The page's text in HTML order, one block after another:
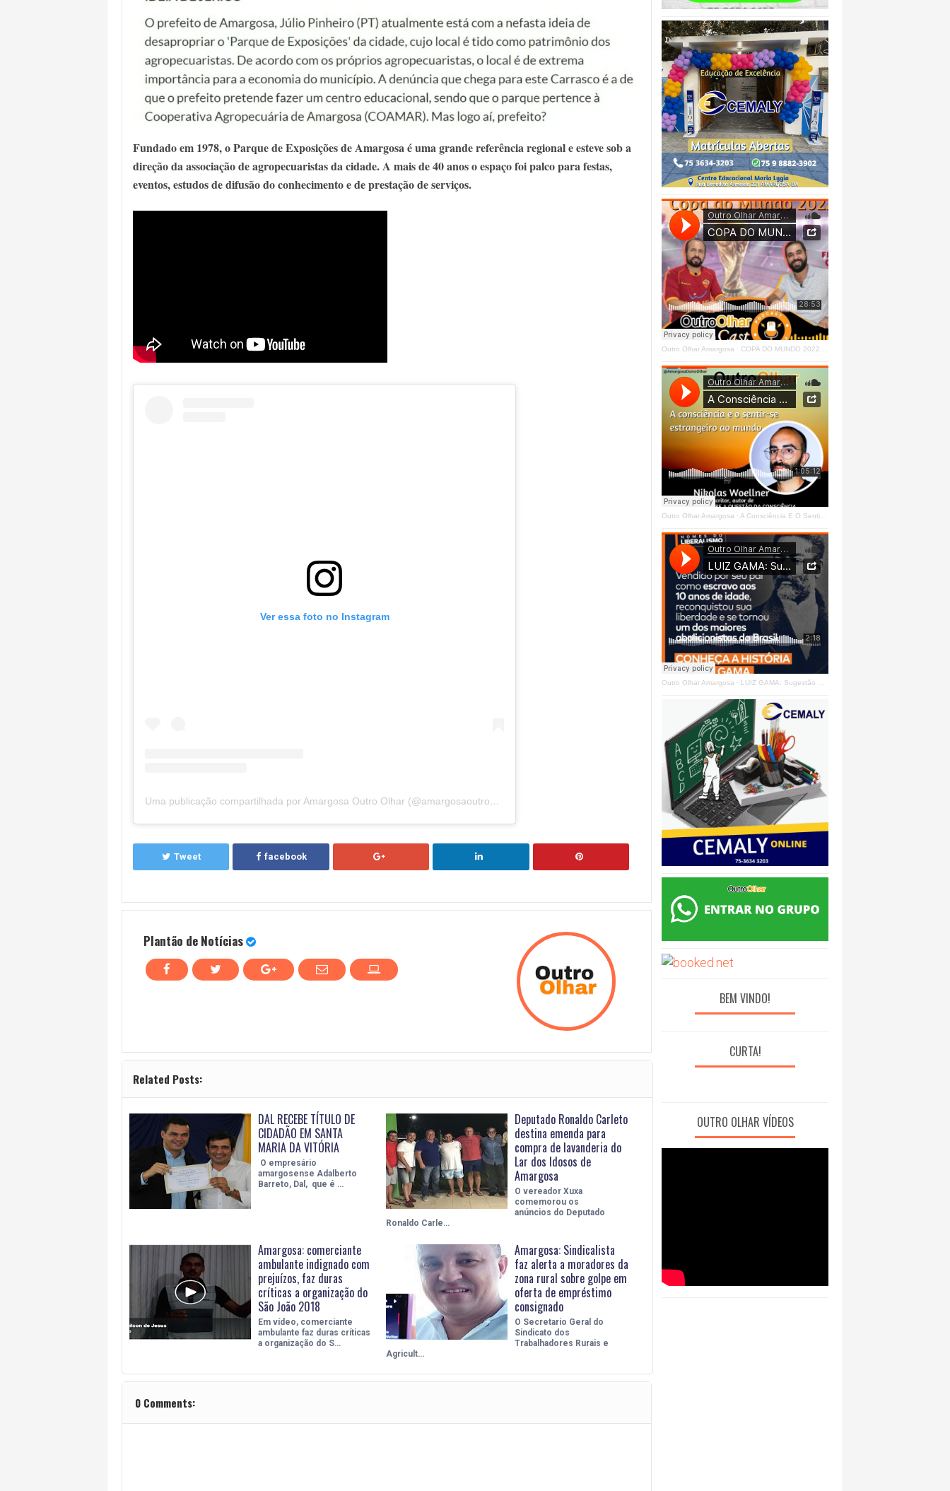
Fundado em 1978, o Parque de Exposições de Amargosa é uma grande referência regional e esteve sob a
direção da associação de agropecuaristas da cidade. A mais de 40 anos o espaço foi palco para festas,
eventos, estudos de difusão do conhecimento e de prestação de serviços.
Ver essa foto no Instagram
Uma publicação compartilhada por Amargosa Outro Olhar (@amargosaoutroolhar)
Tweet facebook
Plantão de Notícias
Related Posts:
DAL RECEBE TÍTULO DE
CIDADÃO EM SANTA
MARIA DA VITÓRIA
O empresário
amargosense Adalberto
Barreto, Dal, que é …
Deputado Ronaldo Carleto
destina emenda para
compra de lavanderia do
Lar dos Idosos de
Amargosa
O vereador Xuxa
comemorou os
anúncios do Deputado
Ronaldo Carle…
Amargosa: comerciante
ambulante indignado com
prejuízos, faz duras
críticas a organização do
São João 2018
Em vídeo, comerciante
ambulante faz duras críticas
a organização do S…
Amargosa: Sindicalista
faz alerta a moradores da
zona rural sobre golpe em
oferta de empréstimo
consignado
O Secretario Geral do
Sindicato dos
Trabalhadores Rurais e
Agricult…
0 Comments:
Outro Olhar Amargosa · COPA DO MUNDO 2022 - OUTRO OLHAR CAST #O1 Right
Outro Olhar Amargosa · A Consciência E O Sentir - Se Estrangeiro Ao Mundo
Outro Olhar Amargosa · LUIZ GAMA: Sugestão Outro Olhar
BEM VINDO!
CURTA!
OUTRO OLHAR VÍDEOS